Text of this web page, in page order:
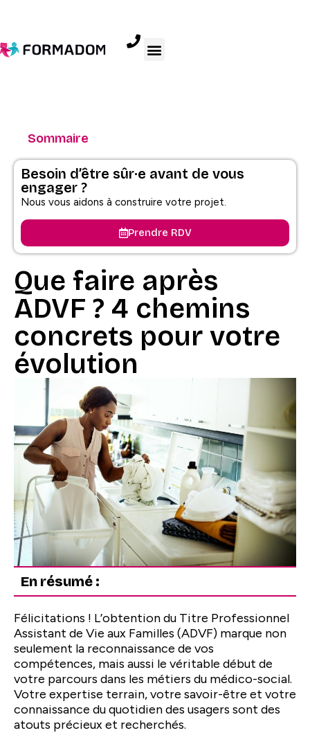
Sommaire
Besoin d’être sûr·e avant de vous
engager ?
Nous vous aidons à construire votre projet.
Prendre RDV
Que faire après
ADVF ? 4 chemins
concrets pour votre
évolution
En résumé :
Félicitations ! L’obtention du Titre Professionnel
Assistant de Vie aux Familles (ADVF) marque non
seulement la reconnaissance de vos
compétences, mais aussi le véritable début de
votre parcours dans les métiers du médico-social.
Votre expertise terrain, votre savoir-être et votre
connaissance du quotidien des usagers sont des
atouts précieux et recherchés.